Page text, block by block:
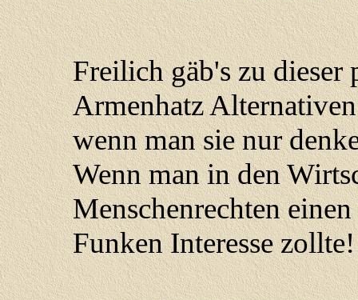
Freilich gäb's zu
Armenhatz Alternativen
wenn man sie nur
Wenn man in den
Menschenrechten
Funken Interesse zollte!